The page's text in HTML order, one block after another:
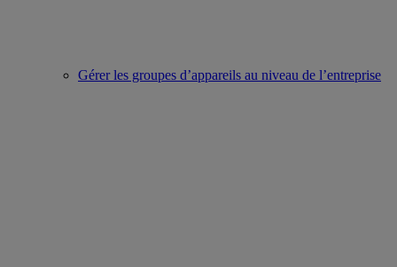
Gérer les groupes d’appareils au niveau de l’entreprise